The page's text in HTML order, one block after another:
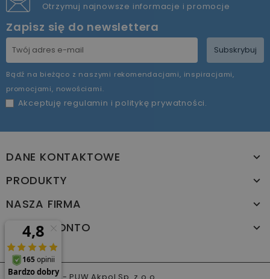
Otrzymuj najnowsze informacje i promocje
Zapisz się do newslettera
Subskrybuj
Bądź na bieżąco z naszymi rekomendacjami, inspiracjami,
promocjami, nowościami.
Akceptuję regulamin i politykę prywatności.
DANE KONTAKTOWE
PRODUKTY
NASZA FIRMA
TWOJE KONTO